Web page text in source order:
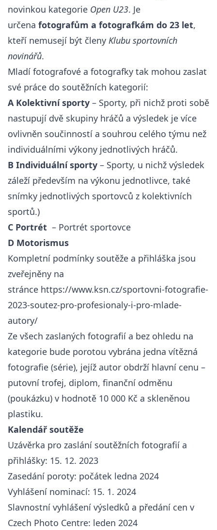
novinkou kategorie Open U23. Je
určena fotografům a fotografkám do 23 let,
kteří nemusejí být členy Klubu sportovních
novinářů.
Mladí fotografové a fotografky tak mohou zaslat
své práce do soutěžních kategorií:
A Kolektivní sporty – Sporty, při nichž proti sobě
nastupují dvě skupiny hráčů a výsledek je více
ovlivněn součinností a souhrou celého týmu než
individuálními výkony jednotlivých hráčů.
B Individuální sporty – Sporty, u nichž výsledek
záleží především na výkonu jednotlivce, také
snímky jednotlivých sportovců z kolektivních
sportů.)
C Portrét – Portrét sportovce
D Motorismus
Kompletní podmínky soutěže a přihláška jsou
zveřejněny na
stránce https://www.ksn.cz/sportovni-fotografie-
2023-soutez-pro-profesionaly-i-pro-mlade-
autory/
Ze všech zaslaných fotografií a bez ohledu na
kategorie bude porotou vybrána jedna vítězná
fotografie (série), jejíž autor obdrží hlavní cenu –
putovní trofej, diplom, finanční odměnu
(poukázku) v hodnotě 10 000 Kč a skleněnou
plastiku.
Kalendář soutěže
Uzávěrka pro zaslání soutěžních fotografií a
přihlášky: 15. 12. 2023
Zasedání poroty: počátek ledna 2024
Vyhlášení nominací: 15. 1. 2024
Slavnostní vyhlášení výsledků a předání cen v
Czech Photo Centre: leden 2024